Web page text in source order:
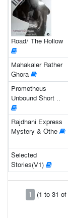
Road/ The Hollow
Mahakaler Rather
Ghora
Prometheus
Unbound Short ..
Rajdhani Express
Mystery & Othe
Selected
Stories(V1)
1
(1 to 31